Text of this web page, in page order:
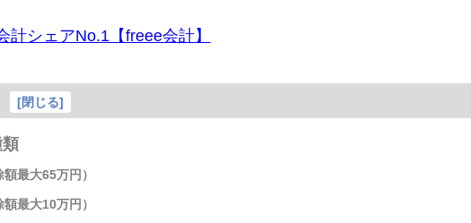
計シェアNo.1【freee会計】
[閉じる]
最大65万円）
最大10万円）